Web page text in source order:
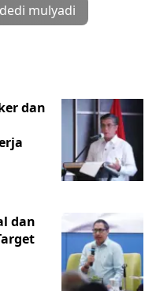
dedi mulyadi
dan
dan